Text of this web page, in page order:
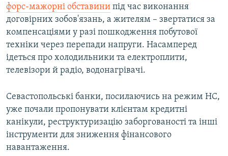
форс-мажорні обставини під час виконання
договірних зобов'язань, а жителям – звертатися за
компенсаціями у разі пошкодження побутової
техніки через перепади напруги. Насамперед
ідеться про холодильники та електроплити,
телевізори й радіо, водонагрівачі.
Севастопольські банки, посилаючись на режим НС,
уже почали пропонувати клієнтам кредитні
канікули, реструктуризацію заборгованості та інші
інструменти для зниження фінансового
навантаження.